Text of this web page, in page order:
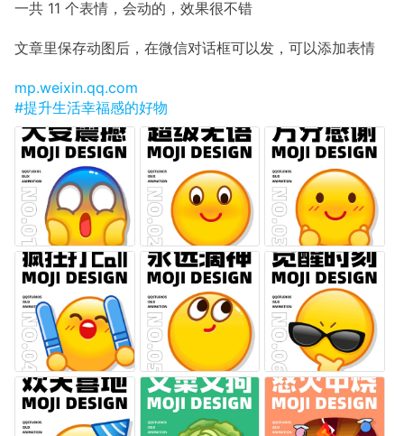
一共 11 个表情，会动的，效果很不错
文章里保存动图后，在微信对话框可以发，可以添加表情
mp.weixin.qq.com
#提升生活幸福感的好物